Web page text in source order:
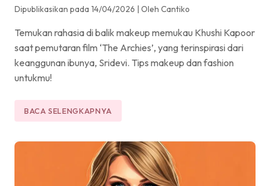
Dipublikasikan pada 14/04/2026 | Oleh Cantiko
Temukan rahasia di balik makeup memukau Khushi Kapoor
saat pemutaran film ‘The Archies’, yang terinspirasi dari
keanggunan ibunya, Sridevi. Tips makeup dan fashion
untukmu!
BACA SELENGKAPNYA